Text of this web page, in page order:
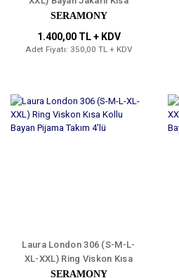
Kollu Pijama Takımı 4'lü
SERAMONY
1.400,00 TL + KDV
Adet Fiyatı: 350,00 TL + KDV
Laura London 306 (S-M-L-
XL-XXL) Ring Viskon Kısa
Kollu Bayan Pijama Takım
SERAMONY